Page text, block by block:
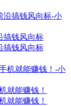
搞钱风向标
搞钱风向标
就能赚钱！
就能赚钱！